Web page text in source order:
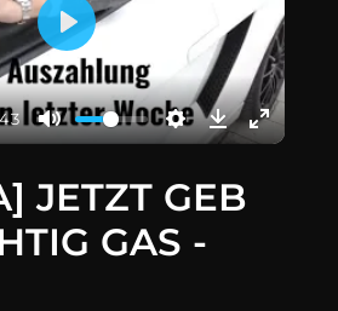
Play
JETZT GEB
GAS -